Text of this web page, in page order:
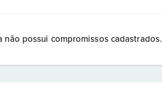
não possui compromissos cadastrados.